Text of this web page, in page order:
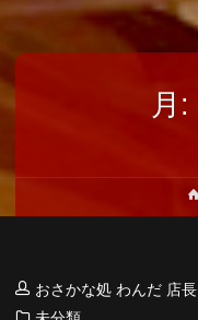
月:
おさかな処 わんだ 店長